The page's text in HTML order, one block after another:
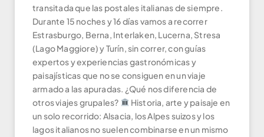
transitada que las postales italianas de siempre.
Durante 15 noches y 16 días vamos a recorrer
Estrasburgo, Berna, Interlaken, Lucerna, Stresa
(Lago Maggiore) y Turín, sin correr, con guías
expertos y experiencias gastronómicas y
paisajísticas que no se consiguen en un viaje
armado a las apuradas. ¿Qué nos diferencia de
otros viajes grupales?
Historia, arte y paisaje en
un solo recorrido: Alsacia, los Alpes suizos y los
lagos italianos no suelen combinarse en un mismo